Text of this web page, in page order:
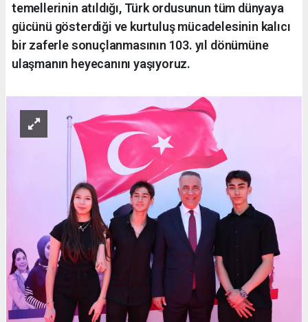
temellerinin atıldığı, Türk ordusunun tüm dünyaya
gücünü gösterdiği ve kurtuluş mücadelesinin kalıcı
bir zaferle sonuçlanmasının 103. yıl dönümüne
ulaşmanın heyecanını yaşıyoruz.